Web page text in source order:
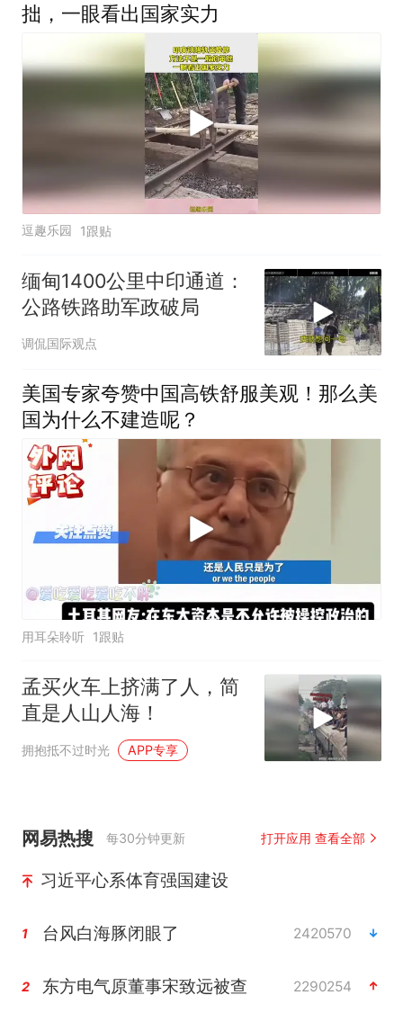
拙，一眼看出国家实力
逗趣乐园 1跟贴
缅甸1400公里中印通道：
公路铁路助军政破局
调侃国际观点
美国专家夸赞中国高铁舒服美观！那么美
国为什么不建造呢？
用耳朵聆听 1跟贴
孟买火车上挤满了人，简
直是人山人海！
拥抱抵不过时光 APP专享
网易热搜 每30分钟更新 打开应用 查看全部
习近平心系体育强国建设
1 台风白海豚闭眼了 2420570
2 东方电气原董事宋致远被查 2290254